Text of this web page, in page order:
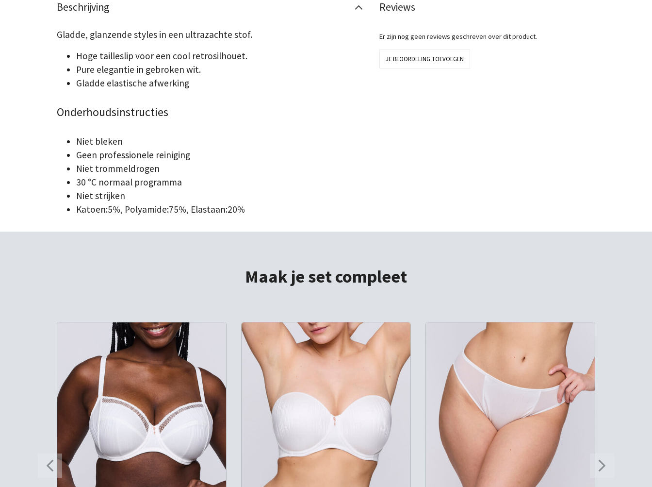
Beschrijving
Gladde, glanzende styles in een ultrazachte stof.
Hoge tailleslip voor een cool retrosilhouet.
Pure elegantie in gebroken wit.
Gladde elastische afwerking
Onderhoudsinstructies
Niet bleken
Geen professionele reiniging
Niet trommeldrogen
30 °C normaal programma
Niet strijken
Katoen:5%, Polyamide:75%, Elastaan:20%
Reviews
Er zijn nog geen reviews geschreven over dit product.
JE BEOORDELING TOEVOEGEN
Maak je set compleet